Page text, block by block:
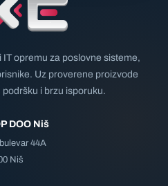
opremu za poslovne sisteme,
Uz proverene proizvode
i brzu isporuku.
DOO Niš
44A
Niš